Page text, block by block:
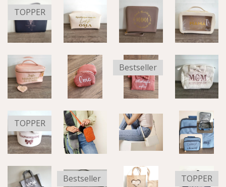
TOPPER
Bestseller
TOPPER
Bestseller TOPPER